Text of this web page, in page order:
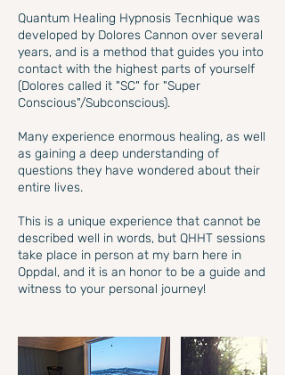
Quantum Healing Hypnosis Tecnhique was
developed by Dolores Cannon over several
years, and is a method that guides you into
contact with the highest parts of yourself
(Dolores called it "SC" for "Super
Conscious"/Subconscious).
Many experience enormous healing, as well
as gaining a deep understanding of
questions they have wondered about their
entire lives.
This is a unique experience that cannot be
described well in words, but QHHT sessions
take place in person at my barn here in
Oppdal, and it is an honor to be a guide and
witness to your personal journey!